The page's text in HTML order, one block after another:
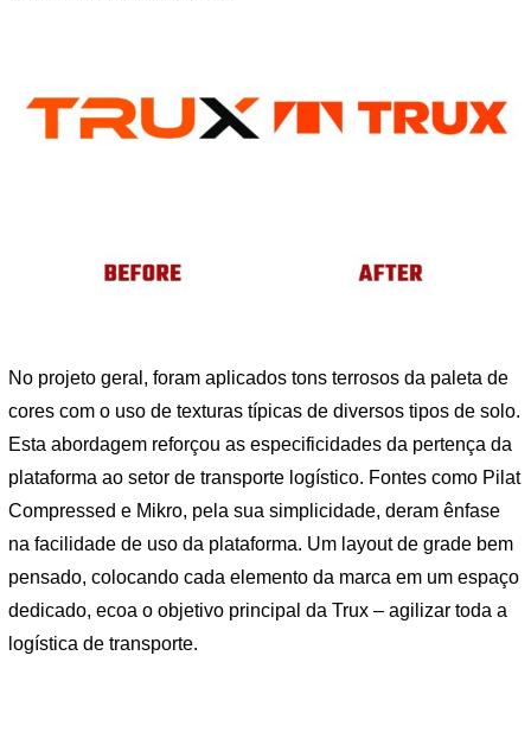
No projeto geral, foram aplicados tons terrosos da paleta de
cores com o uso de texturas típicas de diversos tipos de solo.
Esta abordagem reforçou as especificidades da pertença da
plataforma ao setor de transporte logístico. Fontes como Pilat
Compressed e Mikro, pela sua simplicidade, deram ênfase
na facilidade de uso da plataforma. Um layout de grade bem
pensado, colocando cada elemento da marca em um espaço
dedicado, ecoa o objetivo principal da Trux – agilizar toda a
logística de transporte.